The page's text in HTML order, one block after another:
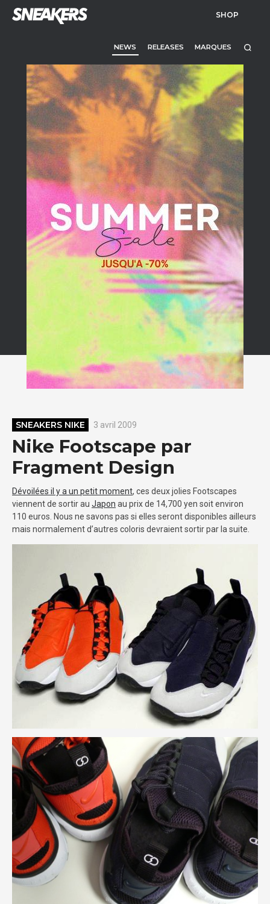
SHOP
NEWS RELEASES MARQUES
SNEAKERS NIKE 3 avril 2009
Nike Footscape par
Fragment Design
Dévoilées il y a un petit moment, ces deux jolies Footscapes
viennent de sortir au Japon au prix de 14,700 yen soit environ
110 euros. Nous ne savons pas si elles seront disponibles ailleurs
mais normalement d’autres coloris devraient sortir par la suite.